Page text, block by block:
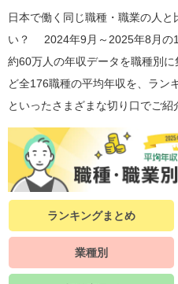
日本で働く同じ職種・職業の人
い？ 2024年9月～2025年8月の
約60万人の年収データを職種別
ど全176職種の平均年収を、ラン
といったさまざまな切り口でご紹
ランキングまとめ
業種別